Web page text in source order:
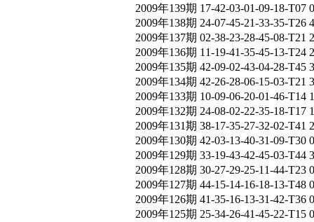
2009年139期 17-42-03-01-09-18-T07
2009年138期 24-07-45-21-33-35-T26
2009年137期 02-38-23-28-45-08-T21
2009年136期 11-19-41-35-45-13-T24
2009年135期 42-09-02-43-04-28-T45
2009年134期 42-26-28-06-15-03-T21
2009年133期 10-09-06-20-01-46-T14
2009年132期 24-08-02-22-35-18-T17
2009年131期 38-17-35-27-32-02-T41
2009年130期 42-03-13-40-31-09-T30
2009年129期 33-19-43-42-45-03-T44
2009年128期 30-27-29-25-11-44-T23
2009年127期 44-15-14-16-18-13-T48
2009年126期 41-35-16-13-31-42-T36
2009年125期 25-34-26-41-45-22-T15